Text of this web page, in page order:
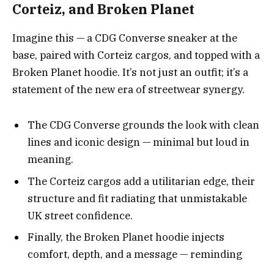
Corteiz, and Broken Planet
Imagine this — a CDG Converse sneaker at the
base, paired with Corteiz cargos, and topped with a
Broken Planet hoodie. It’s not just an outfit; it’s a
statement of the new era of streetwear synergy.
The CDG Converse grounds the look with clean
lines and iconic design — minimal but loud in
meaning.
The Corteiz cargos add a utilitarian edge, their
structure and fit radiating that unmistakable
UK street confidence.
Finally, the Broken Planet hoodie injects
comfort, depth, and a message — reminding